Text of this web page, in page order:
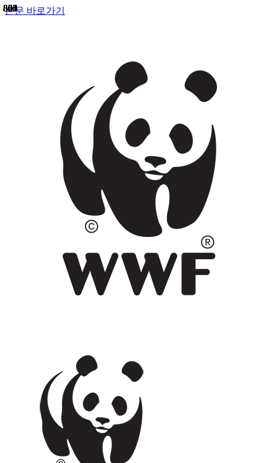
본문 바로가기
858
855
841
823
803
800
805
804